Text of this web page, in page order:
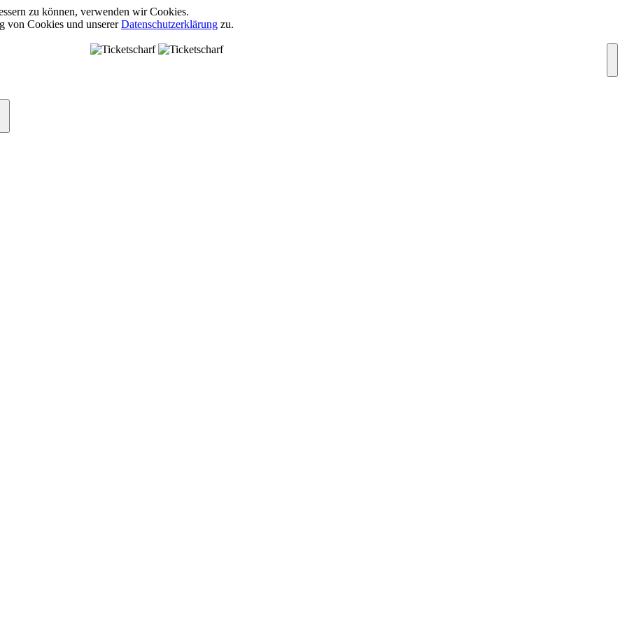
zu können, verwenden wir Cookies.
von Cookies und unsererDatenschutzerklärung zu.